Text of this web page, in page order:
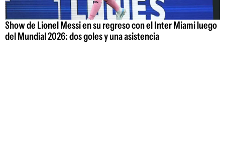
Show de Lionel Messi en su regreso con el Inter Miami luego
del Mundial 2026: dos goles y una asistencia